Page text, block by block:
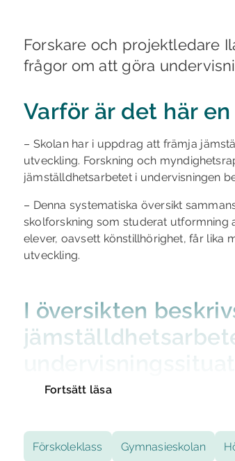
Forskare och projektledare
frågor om att göra
Varför är det här
– Skolan har i uppdrag att främja
utveckling. Forskning och
jämställdhetsarbetet i undervisningen
– Denna systematiska översikt
skolforskning som studerat utformning
elever, oavsett könstillhörighet, får lika
utveckling.
I översikten
flickors och
Vilka är de
Fortsätt läsa
Förskoleklass Gymnasieskolan